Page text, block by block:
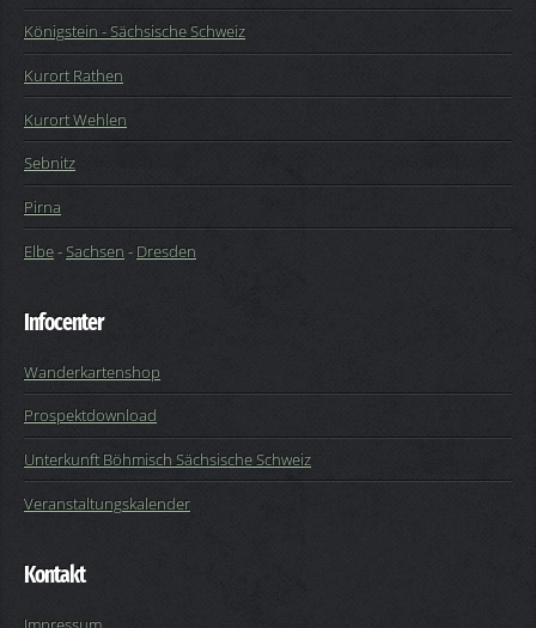
Königstein - Sächsische Schweiz
Kurort Rathen
Kurort Wehlen
Sebnitz
Pirna
Elbe-Sachsen - Dresden
Infocenter
Wanderkartenshop
Prospektdownload
Unterkunft Böhmisch Sächsische Schweiz
Veranstaltungskalender
Kontakt